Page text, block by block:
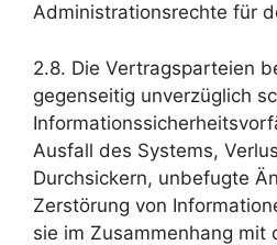
Administrationsrechte für
2.8. Die Vertragsparteien
gegenseitig unverzüglich
Ausfall des Systems,
Durchsickern, unbefugte
Zerstörung von
sie im Zusammenhang mit